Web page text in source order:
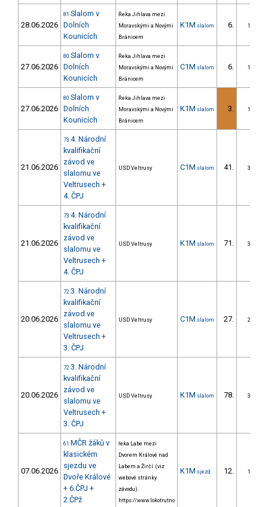
28.06.2026
81 Slalom v
Dolních
Kounicích
Řeka Jihlava mezi
Moravskými a Novými
Bránicem
K1M slalom 6. 1/ZS
27.06.2026
80 Slalom v
Dolních
Kounicích
Řeka Jihlava mezi
Moravskými a Novými
Bránicem
C1M slalom 6. 1/ZS
27.06.2026
80 Slalom v
Dolních
Kounicích
Řeka Jihlava mezi
Moravskými a Novými
Bránicem
K1M slalom 3. 1/ZS
21.06.2026
73 4. Národní
kvalifikační
závod ve
slalomu ve
Veltrusech +
4. ČPJ
USD Veltrusy C1M slalom 41. 3/ZS
21.06.2026
73 4. Národní
kvalifikační
závod ve
slalomu ve
Veltrusech +
4. ČPJ
USD Veltrusy K1M slalom 71. 3/ZS
20.06.2026
72 3. Národní
kvalifikační
závod ve
slalomu ve
Veltrusech +
3. ČPJ
USD Veltrusy C1M slalom 27. 2/ZS
20.06.2026
72 3. Národní
kvalifikační
závod ve
slalomu ve
Veltrusech +
3. ČPJ
USD Veltrusy K1M slalom 78. 3/ZS
07.06.2026
61 MČR žáků v
klasickém
sjezdu ve
Dvoře Králové
+ 6.ČPJ +
2.ČPž
řeka Labe mezi
Dvorem Králové nad
Labem a Žirčí. (viz
webové stránky
závodu).
https://www.lokotrutno
K1M sjezd 12. 1/ZS